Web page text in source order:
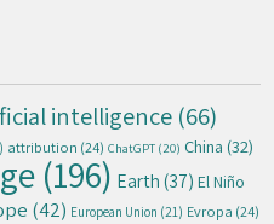
intelligence (66)
attribution (24) ChatGPT (20) China (32)
(196) Earth (37) El Niño
(42) European Union (21) Evropa (24)